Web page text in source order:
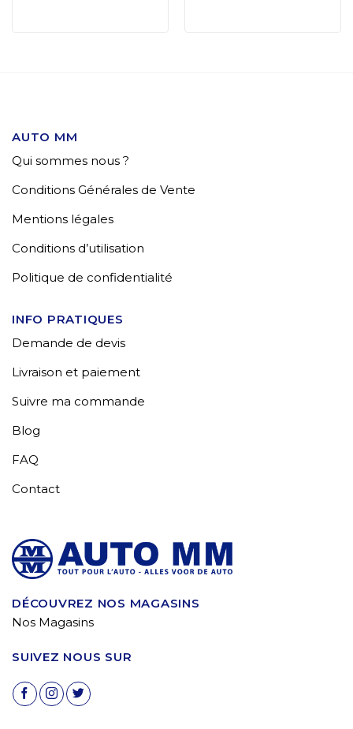
AUTO MM
Qui sommes nous ?
Conditions Générales de Vente
Mentions légales
Conditions d’utilisation
Politique de confidentialité
INFO PRATIQUES
Demande de devis
Livraison et paiement
Suivre ma commande
Blog
FAQ
Contact
DÉCOUVREZ NOS MAGASINS
Nos Magasins
SUIVEZ NOUS SUR